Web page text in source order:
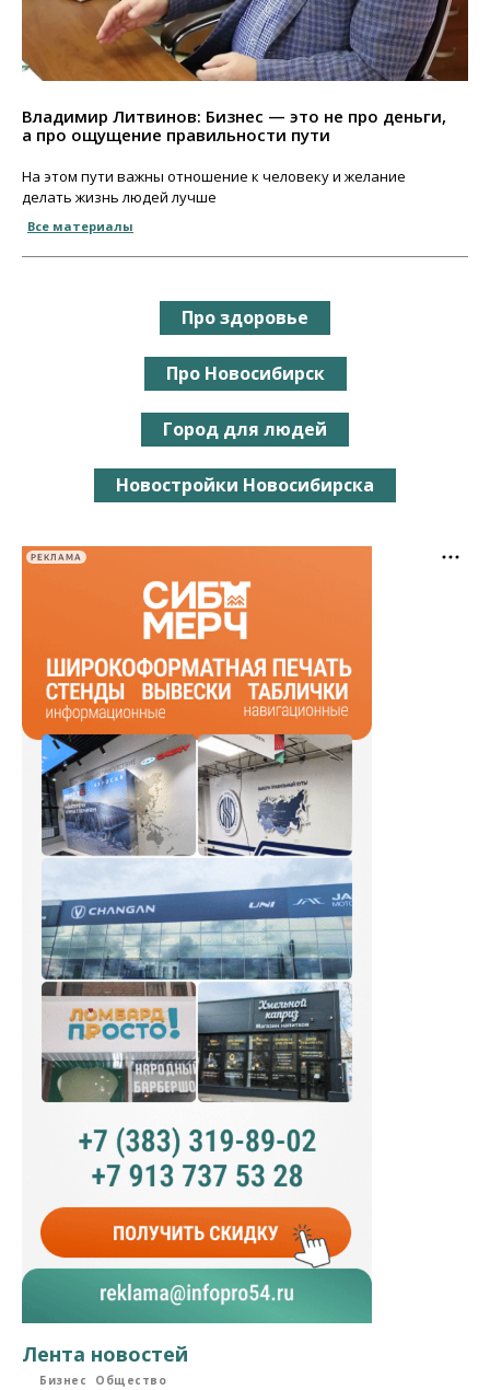
Владимир Литвинов: Бизнес — это не про деньги,
а про ощущение правильности пути
На этом пути важны отношение к человеку и желание
делать жизнь людей лучше
Все материалы
Про здоровье
Про Новосибирск
Город для людей
Новостройки Новосибирска
РЕКЛАМА
Лента новостей
Бизнес Общество